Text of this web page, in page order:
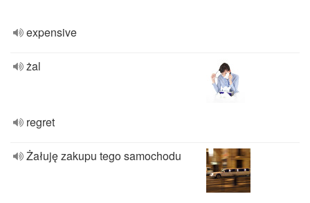
expensive
żal
regret
Żałuję zakupu tego samochodu